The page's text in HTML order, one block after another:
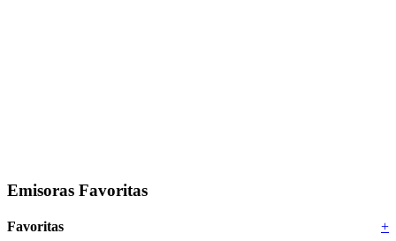
Emisoras Favoritas
+
Favoritas